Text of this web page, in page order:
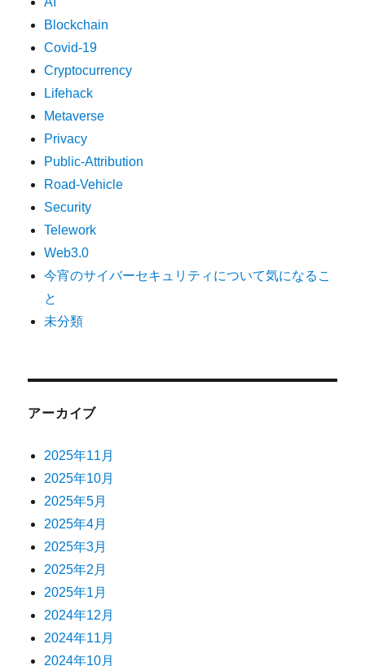
Blockchain
Covid-19
Cryptocurrency
Lifehack
Metaverse
Privacy
Public-Attribution
Road-Vehicle
Security
Telework
Web3.0
今宵のサイバーセキュリティについて気になるこ
と
未分類
アーカイブ
2025年11月
2025年10月
2025年5月
2025年4月
2025年3月
2025年2月
2025年1月
2024年12月
2024年11月
2024年10月